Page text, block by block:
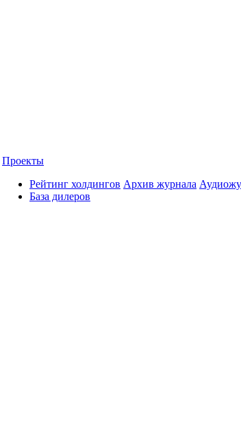
Проекты
Рейтинг холдингов
База дилеров
Архив журнала